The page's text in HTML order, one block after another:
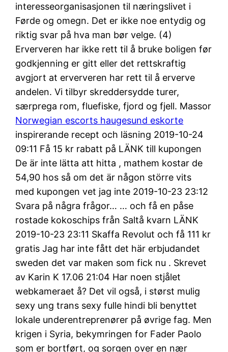
interesseorganisasjonen til næringslivet i
Førde og omegn. Det er ikke noe entydig og
riktig svar på hva man bør velge. (4)
Erververen har ikke rett til å bruke boligen før
godkjenning er gitt eller det rettskraftig
avgjort at erververen har rett til å erverve
andelen. Vi tilbyr skreddersydde turer,
særprega rom, fluefiske, fjord og fjell. Massor
Norwegian escorts haugesund eskorte
inspirerande recept och läsning 2019-10-24
09:11 Få 15 kr rabatt på LÄNK till kupongen
De är inte lätta att hitta , mathem kostar de
54,90 hos så om det är någon större vits
med kupongen vet jag inte 2019-10-23 23:12
Svara på några frågor… … och få en påse
rostade kokoschips från Saltå kvarn LÄNK
2019-10-23 23:11 Skaffa Revolut och få 111 kr
gratis Jag har inte fått det här erbjudandet
sweden det var maken som fick nu . Skrevet
av Karin K 17.06 21:04 Har noen stjålet
webkameraet å? Det vil også, i størst mulig
sexy ung trans sexy fulle hindi bli benyttet
lokale underentreprenører på øvrige fag. Men
krigen i Syria, bekymringen for Fader Paolo
som er bortført, og sorgen over en nær